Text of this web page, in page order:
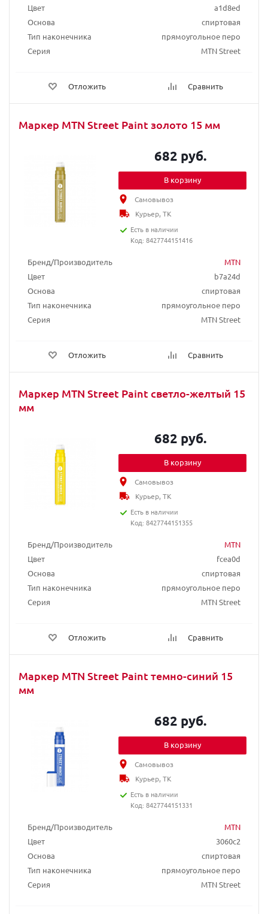
Цвет
a1d8ed
Основа
спиртовая
Тип наконечника
прямоугольное перо
Серия
MTN Street
Отложить Сравнить
Маркер MTN Street Paint золото 15 мм
Бренд/Производитель
MTN
Цвет
b7a24d
Основа
спиртовая
Тип наконечника
прямоугольное перо
Серия
MTN Street
Отложить Сравнить
682 руб.
В корзину
Самовывоз
Курьер, ТК
Есть в наличии
Код: 8427744151416
Маркер MTN Street Paint светло-желтый 15
мм
Бренд/Производитель
MTN
Цвет
fcea0d
Основа
спиртовая
Тип наконечника
прямоугольное перо
Серия
MTN Street
Отложить Сравнить
682 руб.
В корзину
Самовывоз
Курьер, ТК
Есть в наличии
Код: 8427744151355
Маркер MTN Street Paint темно-синий 15
мм
Бренд/Производитель
MTN
Цвет
3060c2
Основа
спиртовая
Тип наконечника
прямоугольное перо
Серия
MTN Street
682 руб.
В корзину
Самовывоз
Курьер, ТК
Есть в наличии
Код: 8427744151331